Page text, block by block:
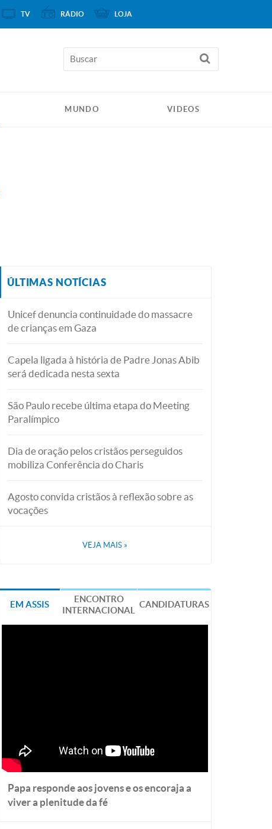
MUNDO VIDEOS
ÚLTIMAS NOTÍCIAS
Unicef denuncia continuidade do massacre
de crianças em Gaza
Capela ligada à história de Padre Jonas Abib
será dedicada nesta sexta
São Paulo recebe última etapa do Meeting
Paralímpico
Dia de oração pelos cristãos perseguidos
mobiliza Conferência do Charis
Agosto convida cristãos à reflexão sobre as
vocações
VEJA MAIS »
EM ASSIS
ENCONTRO
INTERNACIONAL
CANDIDATURAS
Papa responde aos jovens e os encoraja a
viver a plenitude da fé
TV RÁDIO LOJA